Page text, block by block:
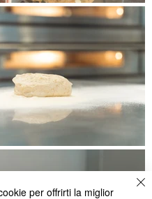
per offrirti la miglior